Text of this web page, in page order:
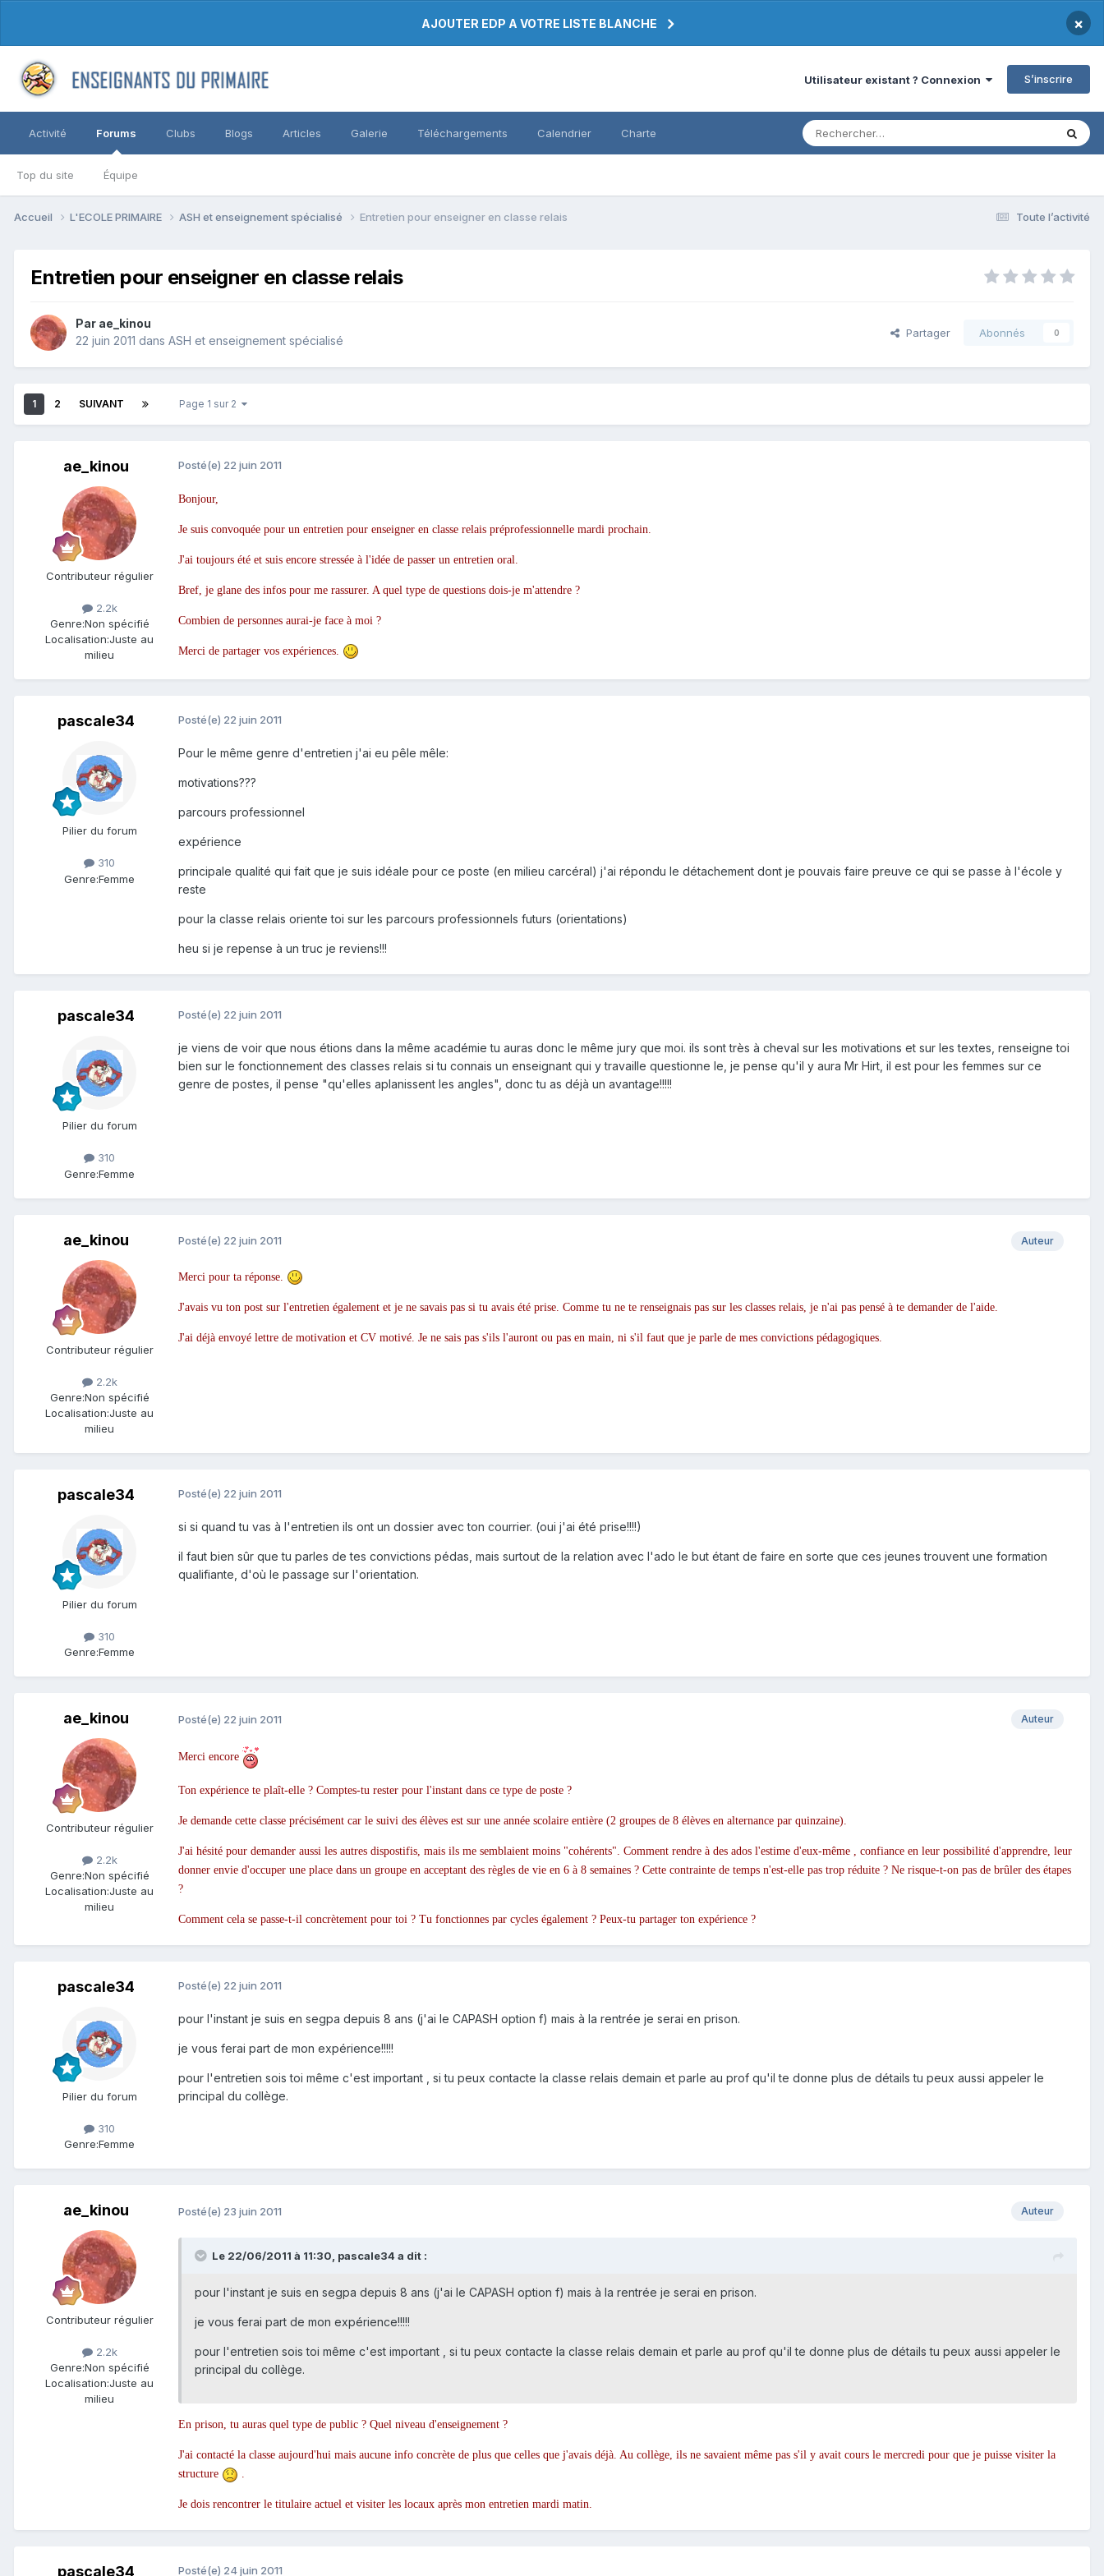
AJOUTER EDP A VOTRE LISTE BLANCHE ×
Utilisateur existant ? Connexion S’inscrire
Activité Forums
Top du site Équipe
Clubs Blogs Articles Galerie Téléchargements Calendrier Charte
Toute l’activité
Accueil L'ECOLE PRIMAIRE ASH et enseignement spécialisé Entretien pour enseigner en classe relais
Entretien pour enseigner en classe relais
Par ae_kinou
22 juin 2011 dans ASH et enseignement spécialisé
Partager Abonnés 0
1 2 SUIVANT Page 1 sur 2
ae_kinou
Contributeur régulier
2.2k
Genre:Non spécifié
Localisation:Juste au
milieu
Posté(e) 22 juin 2011
Bonjour,
Je suis convoquée pour un entretien pour enseigner en classe relais préprofessionnelle mardi prochain.
J'ai toujours été et suis encore stressée à l'idée de passer un entretien oral.
Bref, je glane des infos pour me rassurer. A quel type de questions dois-je m'attendre ?
Combien de personnes aurai-je face à moi ?
Merci de partager vos expériences.
pascale34
Pilier du forum
310
Genre:Femme
Posté(e) 22 juin 2011
Pour le même genre d'entretien j'ai eu pêle mêle:
motivations???
parcours professionnel
expérience
principale qualité qui fait que je suis idéale pour ce poste (en milieu carcéral) j'ai répondu le détachement dont je pouvais faire preuve ce qui se passe à l'école y
reste
pour la classe relais oriente toi sur les parcours professionnels futurs (orientations)
heu si je repense à un truc je reviens!!!
pascale34
Pilier du forum
310
Genre:Femme
Posté(e) 22 juin 2011
je viens de voir que nous étions dans la même académie tu auras donc le même jury que moi. ils sont très à cheval sur les motivations et sur les textes, renseigne toi
bien sur le fonctionnement des classes relais si tu connais un enseignant qui y travaille questionne le, je pense qu'il y aura Mr Hirt, il est pour les femmes sur ce
genre de postes, il pense "qu'elles aplanissent les angles", donc tu as déjà un avantage!!!!!
ae_kinou
Contributeur régulier
2.2k
Genre:Non spécifié
Localisation:Juste au
milieu
Auteur
Posté(e) 22 juin 2011
Merci pour ta réponse.
J'avais vu ton post sur l'entretien également et je ne savais pas si tu avais été prise. Comme tu ne te renseignais pas sur les classes relais, je n'ai pas pensé à te demander de l'aide.
J'ai déjà envoyé lettre de motivation et CV motivé. Je ne sais pas s'ils l'auront ou pas en main, ni s'il faut que je parle de mes convictions pédagogiques.
pascale34
Pilier du forum
310
Genre:Femme
Posté(e) 22 juin 2011
si si quand tu vas à l'entretien ils ont un dossier avec ton courrier. (oui j'ai été prise!!!!)
il faut bien sûr que tu parles de tes convictions pédas, mais surtout de la relation avec l'ado le but étant de faire en sorte que ces jeunes trouvent une formation
qualifiante, d'où le passage sur l'orientation.
ae_kinou
Contributeur régulier
2.2k
Genre:Non spécifié
Localisation:Juste au
milieu
Auteur
Posté(e) 22 juin 2011
Merci encore
Ton expérience te plaît-elle ? Comptes-tu rester pour l'instant dans ce type de poste ?
Je demande cette classe précisément car le suivi des élèves est sur une année scolaire entière (2 groupes de 8 élèves en alternance par quinzaine).
J'ai hésité pour demander aussi les autres dispostifis, mais ils me semblaient moins "cohérents". Comment rendre à des ados l'estime d'eux-même , confiance en leur possibilité d'apprendre, leur
donner envie d'occuper une place dans un groupe en acceptant des règles de vie en 6 à 8 semaines ? Cette contrainte de temps n'est-elle pas trop réduite ? Ne risque-t-on pas de brûler des étapes
?
Comment cela se passe-t-il concrètement pour toi ? Tu fonctionnes par cycles également ? Peux-tu partager ton expérience ?
pascale34
Pilier du forum
310
Genre:Femme
Posté(e) 22 juin 2011
pour l'instant je suis en segpa depuis 8 ans (j'ai le CAPASH option f) mais à la rentrée je serai en prison.
je vous ferai part de mon expérience!!!!!
pour l'entretien sois toi même c'est important , si tu peux contacte la classe relais demain et parle au prof qu'il te donne plus de détails tu peux aussi appeler le
principal du collège.
ae_kinou
Contributeur régulier
2.2k
Genre:Non spécifié
Localisation:Juste au
milieu
Auteur
Posté(e) 23 juin 2011
Le 22/06/2011 à 11:30, pascale34 a dit :
pour l'instant je suis en segpa depuis 8 ans (j'ai le CAPASH option f) mais à la rentrée je serai en prison.
je vous ferai part de mon expérience!!!!!
pour l'entretien sois toi même c'est important , si tu peux contacte la classe relais demain et parle au prof qu'il te donne plus de détails tu peux aussi appeler le
principal du collège.
En prison, tu auras quel type de public ? Quel niveau d'enseignement ?
J'ai contacté la classe aujourd'hui mais aucune info concrète de plus que celles que j'avais déjà. Au collège, ils ne savaient même pas s'il y avait cours le mercredi pour que je puisse visiter la
structure
.
Je dois rencontrer le titulaire actuel et visiter les locaux après mon entretien mardi matin.
pascale34 Posté(e) 24 juin 2011